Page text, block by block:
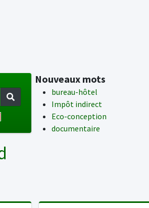
Nouveaux mots
bureau-hôtel
Impôt indirect
Eco-conception
documentaire